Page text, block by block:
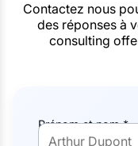
Contactez nous
des réponses à
consulting
Prénom et nom *